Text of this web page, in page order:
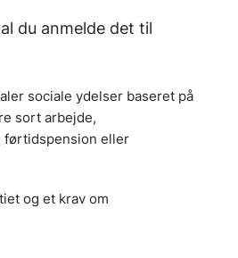
du anmelde det til
sociale ydelser baseret på
sort arbejde,
førtidspension eller
og et krav om